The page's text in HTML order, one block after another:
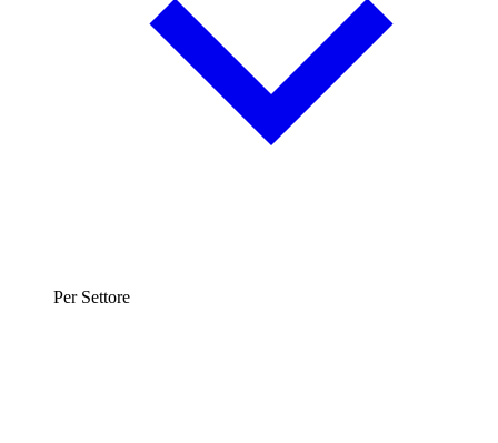
Per Settore